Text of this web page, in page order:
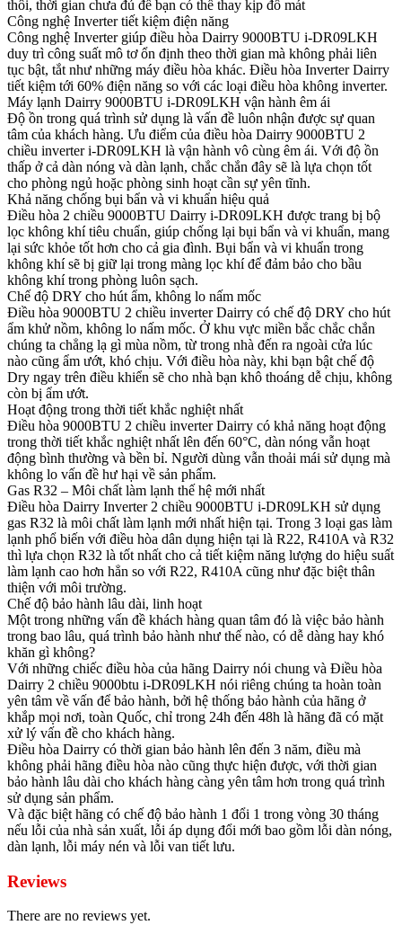
thôi, thời gian chưa đủ để bạn có thể thay kịp đồ mát
Công nghệ Inverter tiết kiệm điện năng
Công nghệ Inverter giúp điều hòa Dairry 9000BTU i-DR09LKH
duy trì công suất mô tơ ổn định theo thời gian mà không phải liên
tục bật, tắt như những máy điều hòa khác. Điều hòa Inverter Dairry
tiết kiệm tới 60% điện năng so với các loại điều hòa không inverter.
Máy lạnh Dairry 9000BTU i-DR09LKH vận hành êm ái
Độ ồn trong quá trình sử dụng là vấn đề luôn nhận được sự quan
tâm của khách hàng. Ưu điểm của điều hòa Dairry 9000BTU 2
chiều inverter i-DR09LKH là vận hành vô cùng êm ái. Với độ ồn
thấp ở cả dàn nóng và dàn lạnh, chắc chắn đây sẽ là lựa chọn tốt
cho phòng ngủ hoặc phòng sinh hoạt cần sự yên tĩnh.
Khả năng chống bụi bẩn và vi khuẩn hiệu quả
Điều hòa 2 chiều 9000BTU Dairry i-DR09LKH được trang bị bộ
lọc không khí tiêu chuẩn, giúp chống lại bụi bẩn và vi khuẩn, mang
lại sức khỏe tốt hơn cho cả gia đình. Bụi bẩn và vi khuẩn trong
không khí sẽ bị giữ lại trong màng lọc khí để đảm bảo cho bầu
không khí trong phòng luôn sạch.
Chế độ DRY cho hút ẩm, không lo nấm mốc
Điều hòa 9000BTU 2 chiều inverter Dairry có chế độ DRY cho hút
ẩm khử nồm, không lo nấm mốc. Ở khu vực miền bắc chắc chắn
chúng ta chẳng lạ gì mùa nồm, từ trong nhà đến ra ngoài cửa lúc
nào cũng ẩm ướt, khó chịu. Với điều hòa này, khi bạn bật chế độ
Dry ngay trên điều khiển sẽ cho nhà bạn khô thoáng dễ chịu, không
còn bị ẩm ướt.
Hoạt động trong thời tiết khắc nghiệt nhất
Điều hòa 9000BTU 2 chiều inverter Dairry có khả năng hoạt động
trong thời tiết khắc nghiệt nhất lên đến 60°C, dàn nóng vẫn hoạt
động bình thường và bền bỉ. Người dùng vẫn thoải mái sử dụng mà
không lo vấn đề hư hại về sản phẩm.
Gas R32 – Môi chất làm lạnh thế hệ mới nhất
Điều hòa Dairry Inverter 2 chiều 9000BTU i-DR09LKH sử dụng
gas R32 là môi chất làm lạnh mới nhất hiện tại. Trong 3 loại gas làm
lạnh phổ biến với điều hòa dân dụng hiện tại là R22, R410A và R32
thì lựa chọn R32 là tốt nhất cho cả tiết kiệm năng lượng do hiệu suất
làm lạnh cao hơn hẳn so với R22, R410A cũng như đặc biệt thân
thiện với môi trường.
Chế độ bảo hành lâu dài, linh hoạt
Một trong những vấn đề khách hàng quan tâm đó là việc bảo hành
trong bao lâu, quá trình bảo hành như thế nào, có dễ dàng hay khó
khăn gì không?
Với những chiếc điều hòa của hãng Dairry nói chung và Điều hòa
Dairry 2 chiều 9000btu i-DR09LKH nói riêng chúng ta hoàn toàn
yên tâm về vấn để bảo hành, bởi hệ thống bảo hành của hãng ở
khắp mọi nơi, toàn Quốc, chỉ trong 24h đến 48h là hãng đã có mặt
xử lý vấn đề cho khách hàng.
Điều hòa Dairry có thời gian bảo hành lên đến 3 năm, điều mà
không phải hãng điều hòa nào cũng thực hiện được, với thời gian
bảo hành lâu dài cho khách hàng càng yên tâm hơn trong quá trình
sử dụng sản phẩm.
Và đặc biệt hãng có chế độ bảo hành 1 đổi 1 trong vòng 30 tháng
nếu lỗi của nhà sản xuất, lỗi áp dụng đổi mới bao gồm lỗi dàn nóng,
dàn lạnh, lỗi máy nén và lỗi van tiết lưu.
Reviews
There are no reviews yet.